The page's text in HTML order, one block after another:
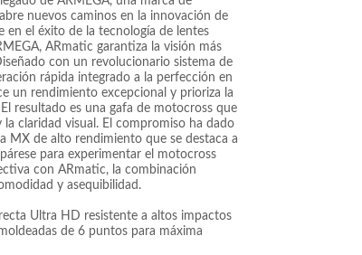
nuevos caminos en la innovación de
en el éxito de la tecnología de lentes
ARmatic garantiza la visión más
con un revolucionario sistema de
rápida integrado a la perfección en
un rendimiento excepcional y prioriza la
resultado es una gafa de motocross que
claridad visual. El compromiso ha dado
MX de alto rendimiento que se destaca a
para experimentar el motocross
con ARmatic, la combinación
y asequibilidad.
Ultra HD resistente a altos impactos
de 6 puntos para máxima